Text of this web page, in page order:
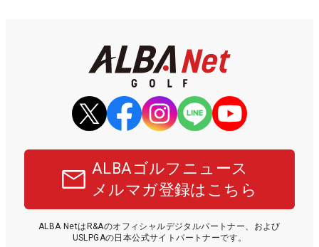
ALBAゴルフニュース
メルマガ登録はこちら
ALBA NetはR&Aのオフィシャルデジタルパートナー、および
USLPGAの日本公式サイトパートナーです。